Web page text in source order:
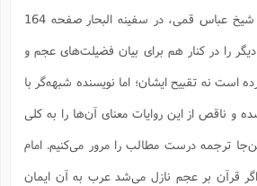
نکته دیگر این که مرحوم شیخ عباس قمی، در سفینه البحار صفحه 164
را در کنار هم برای بیان فضیلت‌های عجم و
است نه تقبیح ایشان؛ اما نویسنده شبهه‌گر با
و ناقص از این روایات معنای آن‌ها را به کلی
ترجمه درست مطالب را مرور می‌کنیم. امام
قرآن بر عجم نازل می‌شد عرب به آن ایمان